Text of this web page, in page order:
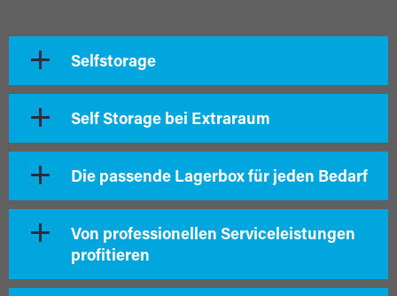
Selfstorage
Self Storage bei Extraraum
Die passende Lagerbox für jeden Bedarf
Von professionellen Serviceleistungen
profitieren